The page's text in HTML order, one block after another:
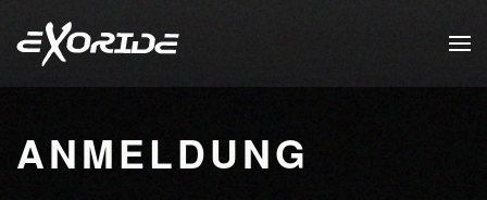
Zum Hauptinhalt springen
ANMELDUNG